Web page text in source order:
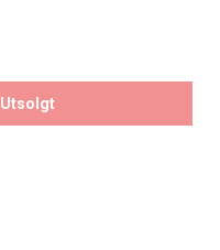
Utsolgt